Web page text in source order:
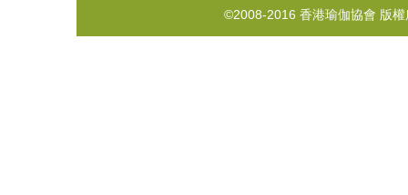
©2008-2016 香港瑜伽協會 版